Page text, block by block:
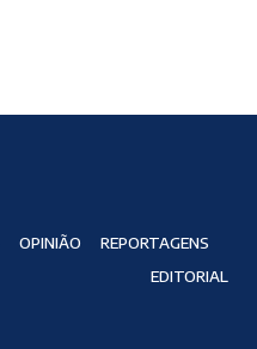
OPINIÃO
REPORTAGENS
EDITORIAL